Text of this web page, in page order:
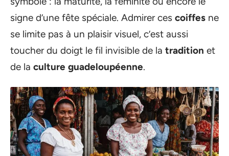
signe d’une fête spéciale. Admirer ces coiffes ne
se limite pas à un plaisir visuel, c’est aussi
toucher du doigt le fil invisible de la tradition et
de la culture guadeloupéenne.